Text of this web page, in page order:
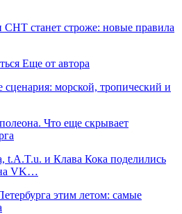
СНТ станет строже: новые правила
Еще от автора
морской, тропический и
Что еще скрывает
t.A.T.u. и Клава Кока поделились
VK…
этим летом: самые